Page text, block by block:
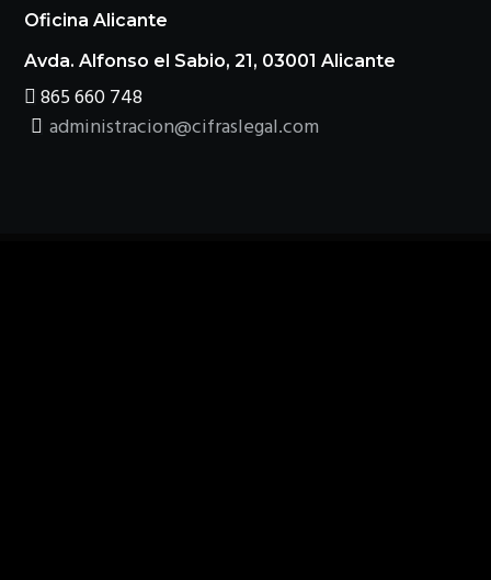
Oficina Alicante
Avda. Alfonso el Sabio, 21, 03001 Alicante
865 660 748
administracion@cifraslegal.com